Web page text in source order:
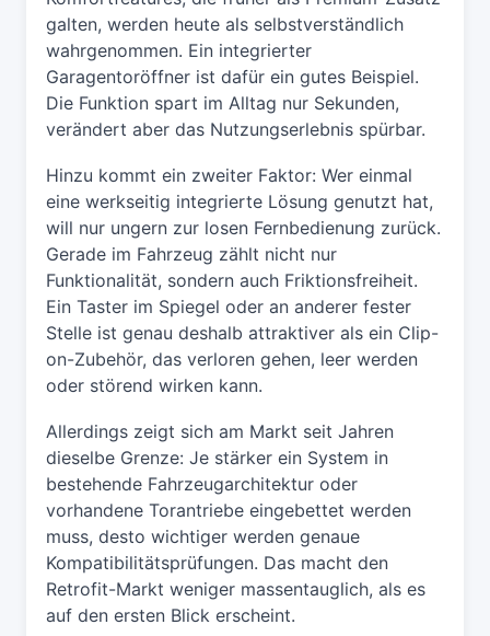
galten, werden heute als selbstverständlich
wahrgenommen. Ein integrierter
Garagentoröffner ist dafür ein gutes Beispiel.
Die Funktion spart im Alltag nur Sekunden,
verändert aber das Nutzungserlebnis spürbar.
Hinzu kommt ein zweiter Faktor: Wer einmal
eine werkseitig integrierte Lösung genutzt hat,
will nur ungern zur losen Fernbedienung zurück.
Gerade im Fahrzeug zählt nicht nur
Funktionalität, sondern auch Friktionsfreiheit.
Ein Taster im Spiegel oder an anderer fester
Stelle ist genau deshalb attraktiver als ein Clip-
on-Zubehör, das verloren gehen, leer werden
oder störend wirken kann.
Allerdings zeigt sich am Markt seit Jahren
dieselbe Grenze: Je stärker ein System in
bestehende Fahrzeugarchitektur oder
vorhandene Torantriebe eingebettet werden
muss, desto wichtiger werden genaue
Kompatibilitätsprüfungen. Das macht den
Retrofit-Markt weniger massentauglich, als es
auf den ersten Blick erscheint.